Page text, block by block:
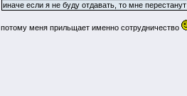
иначе если я не буду отдавать, то мне
потому меня прильщает именно сотрудничество